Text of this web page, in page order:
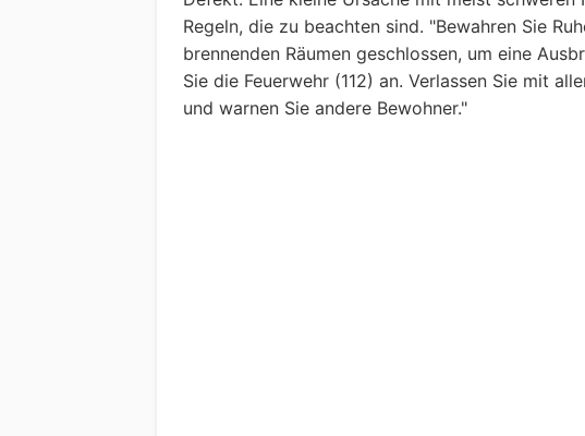
Regeln, die zu beachten sind. "Bewahren Sie
brennenden Räumen geschlossen, um eine
Sie die Feuerwehr (112) an. Verlassen Sie mit
und warnen Sie andere Bewohner."